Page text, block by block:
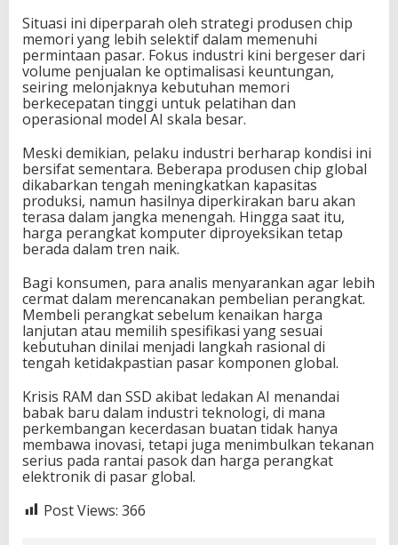
Situasi ini diperparah oleh strategi produsen chip
memori yang lebih selektif dalam memenuhi
permintaan pasar. Fokus industri kini bergeser dari
volume penjualan ke optimalisasi keuntungan,
seiring melonjaknya kebutuhan memori
berkecepatan tinggi untuk pelatihan dan
operasional model AI skala besar.
Meski demikian, pelaku industri berharap kondisi ini
bersifat sementara. Beberapa produsen chip global
dikabarkan tengah meningkatkan kapasitas
produksi, namun hasilnya diperkirakan baru akan
terasa dalam jangka menengah. Hingga saat itu,
harga perangkat komputer diproyeksikan tetap
berada dalam tren naik.
Bagi konsumen, para analis menyarankan agar lebih
cermat dalam merencanakan pembelian perangkat.
Membeli perangkat sebelum kenaikan harga
lanjutan atau memilih spesifikasi yang sesuai
kebutuhan dinilai menjadi langkah rasional di
tengah ketidakpastian pasar komponen global.
Krisis RAM dan SSD akibat ledakan AI menandai
babak baru dalam industri teknologi, di mana
perkembangan kecerdasan buatan tidak hanya
membawa inovasi, tetapi juga menimbulkan tekanan
serius pada rantai pasok dan harga perangkat
elektronik di pasar global.
Post Views: 366